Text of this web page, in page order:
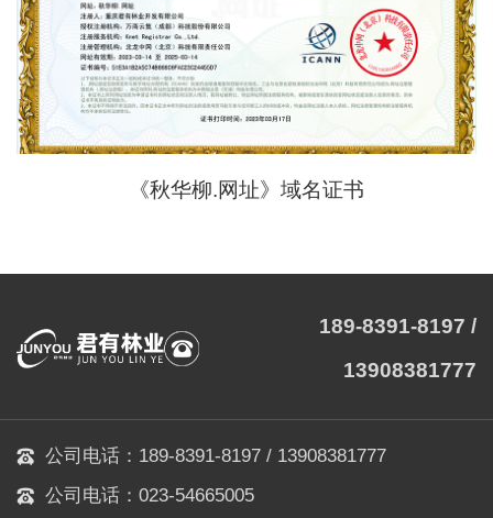
《秋华柳.网址》域名证书
189-8391-8197 /
13908381777
公司电话：189-8391-8197 / 13908381777
公司电话：023-54665005